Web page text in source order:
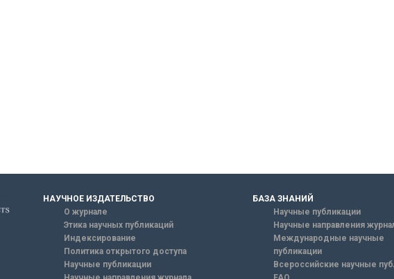
НАУЧНОЕ ИЗДАТЕЛЬСТВО
О журнале
Этика научных публикаций
Индексирование
Политика открытого доступа
Научные публикации
БАЗА ЗНАНИЙ
Научные публикации
Научные направления
Международные научные
публикации
Всероссийские научные